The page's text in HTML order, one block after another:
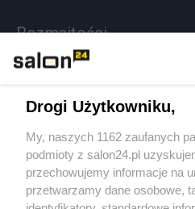
Rozmaitości
Sport
Społeczeństwo
Drogi Użytkowniku,
My, naszych 1162 zaufanych
podmioty z salon24.pl
przechowujemy informacje na
przetwarzamy dane osobowe,